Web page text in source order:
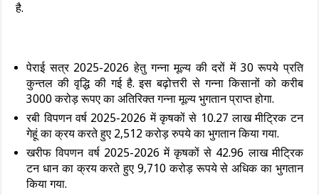
है.
पेराई सत्र 2025-2026 हेतु गन्ना मूल्य की दरों में 30 रूपये प्रति
कुन्तल की वृद्धि की गई है. इस बढ़ोत्तरी से गन्ना किसानों को करीब
3000 करोड़ रूपए का अतिरिक्त गन्ना मूल्य भुगतान प्राप्त होगा.
रबी विपणन वर्ष 2025-2026 में कृषकों से 10.27 लाख मीट्रिक टन
गेहूं का क्रय करते हुए 2,512 करोड़ रुपये का भुगतान किया गया.
खरीफ विपणन वर्ष 2025-2026 में कृषकों से 42.96 लाख मीट्रिक
टन धान का क्रय करते हुए 9,710 करोड़ रूपये से अधिक का भुगतान
किया गया.